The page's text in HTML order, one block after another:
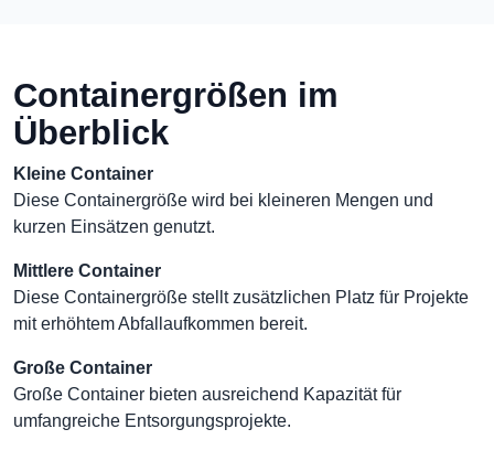
Containergrößen im
Überblick
Kleine Container
Diese Containergröße wird bei kleineren Mengen und
kurzen Einsätzen genutzt.
Mittlere Container
Diese Containergröße stellt zusätzlichen Platz für Projekte
mit erhöhtem Abfallaufkommen bereit.
Große Container
Große Container bieten ausreichend Kapazität für
umfangreiche Entsorgungsprojekte.